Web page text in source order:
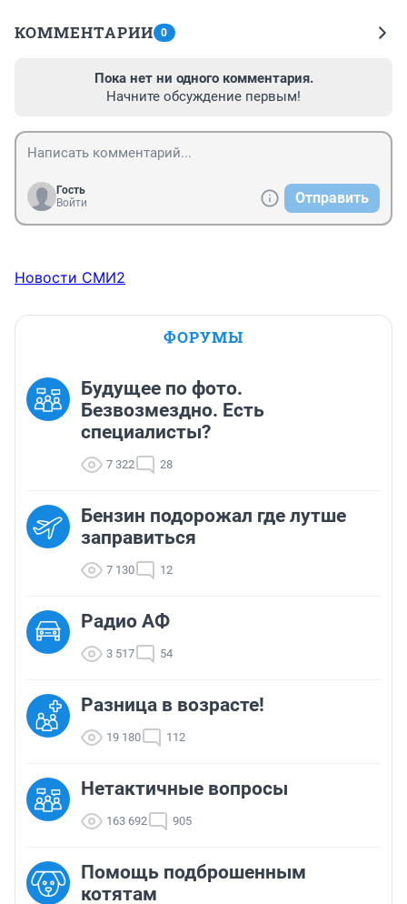
КОММЕНТАРИИ 0
Пока нет ни одного комментария.
Начните обсуждение первым!
Гость
Войти
Отправить
Новости СМИ2
ФОРУМЫ
Будущее по фото.
Безвозмездно. Есть
специалисты?
7 322 28
Бензин подорожал где лутше
заправиться
7 130 12
Радио АФ
3 517 54
Разница в возрасте!
19 180 112
Нетактичные вопросы
163 692 905
Помощь подброшенным
котятам